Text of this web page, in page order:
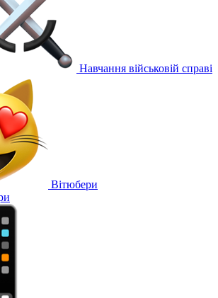
Навчання військовій справі
Вітюбери